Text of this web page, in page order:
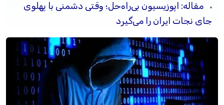
مقاله: اپوزیسیون بی‌راه‌حل؛ وقتی دشمنی با پهلوی
جای نجات ایران را می‌گیرد